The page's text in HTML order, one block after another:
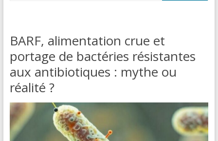
BARF, alimentation crue et
portage de bactéries résistantes
aux antibiotiques : mythe ou
réalité ?